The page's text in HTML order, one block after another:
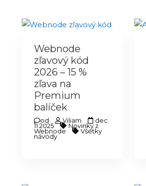
Webnode
zľavový kód
2026 – 15 %
zľava na
Premium
balíček
od Viliam dec
11 2025 Novinky z
Webnode Všetky
návody